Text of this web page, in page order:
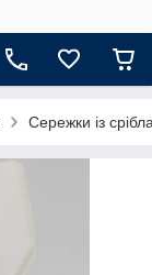
Сережки із